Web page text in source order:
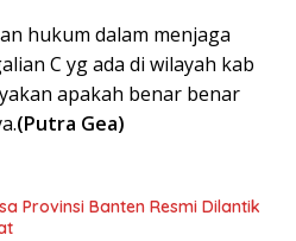
hukum dalam menjaga
C yg ada di wilayah kab
apakah benar benar
(Putra Gea)
Provinsi Banten Resmi Dilantik